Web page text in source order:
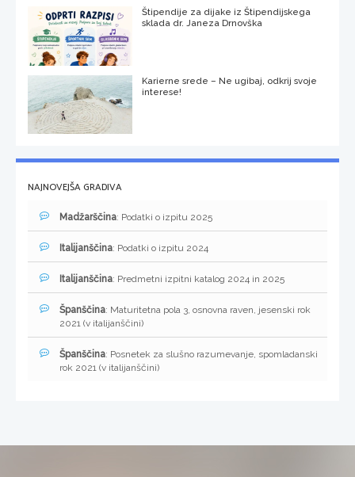
Štipendije za dijake iz Štipendijskega
sklada dr. Janeza Drnovška
Karierne srede – Ne ugibaj, odkrij svoje
interese!
NAJNOVEJŠA GRADIVA
Madžarščina: Podatki o izpitu 2025
Italijanščina: Podatki o izpitu 2024
Italijanščina: Predmetni izpitni katalog 2024 in 2025
Španščina: Maturitetna pola 3, osnovna raven, jesenski rok
2021 (v italijanščini)
Španščina: Posnetek za slušno razumevanje, spomladanski
rok 2021 (v italijanščini)